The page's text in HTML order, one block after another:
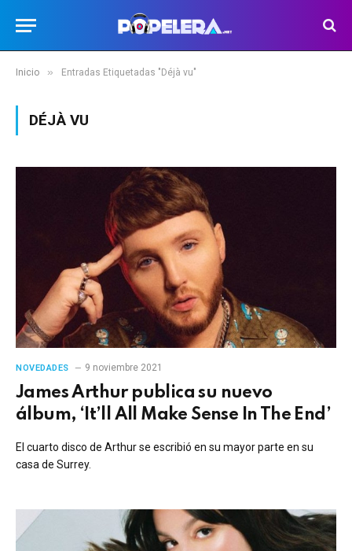
Inicio » Entradas Etiquetadas "Déjà vu"
DÉJÀ VU
NOVEDADES 9 noviembre 2021
James Arthur publica su nuevo
álbum, ‘It’ll All Make Sense In The End’
El cuarto disco de Arthur se escribió en su mayor parte en su
casa de Surrey.